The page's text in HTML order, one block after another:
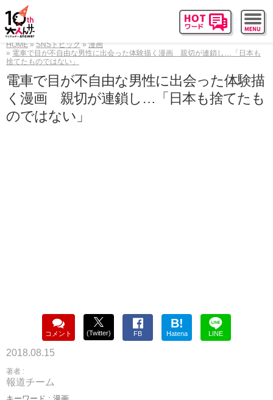
HOME SNSトピック
漫画
電車で目が不自由な男性に出会った体験描く漫画 親切が連鎖し…「日本も
捨てたものではない」
電車で目が不自由な男性に出会った体験描
く漫画 親切が連鎖し…「日本も捨てたも
のではない」
コメント (Twitter) FB
B!
Hatena LINE
2018.08.15
著者 :
報道チーム